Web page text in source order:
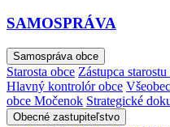
SAMOSPRÁVA
Samospráva obce
Starosta obce Zástupca starostu
Hlavný kontrolór obce
obce Močenok Strategické
Obecné zastupiteľstvo